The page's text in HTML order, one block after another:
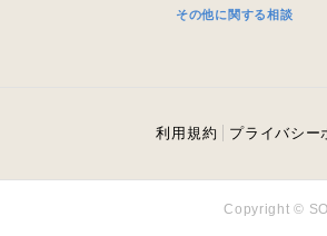
その他に関する相談
利用規約 プライバシー
Copyright ©